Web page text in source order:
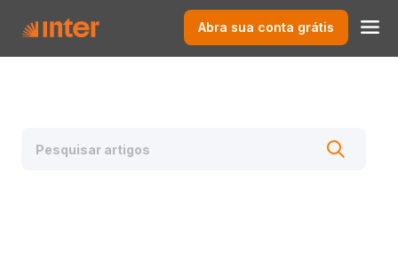
Abra sua conta grátis